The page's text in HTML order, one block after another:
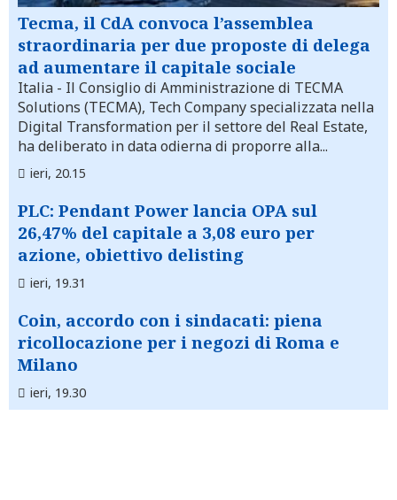
Tecma, il CdA convoca l’assemblea
straordinaria per due proposte di delega
ad aumentare il capitale sociale
Italia - Il Consiglio di Amministrazione di TECMA
Solutions (TECMA), Tech Company specializzata nella
Digital Transformation per il settore del Real Estate,
ha deliberato in data odierna di proporre alla...
ieri, 20.15
PLC: Pendant Power lancia OPA sul
26,47% del capitale a 3,08 euro per
azione, obiettivo delisting
ieri, 19.31
Coin, accordo con i sindacati: piena
ricollocazione per i negozi di Roma e
Milano
ieri, 19.30